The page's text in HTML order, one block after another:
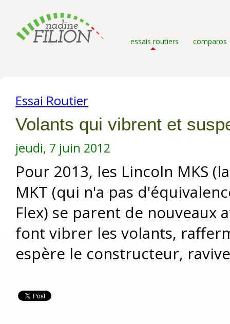
essais routiers comparos
Essai Routier
Volants qui vibrent et
jeudi, 7 juin 2012
Pour 2013, les Lincoln MKS
MKT (qui n'a pas
Flex) se parent de nouveaux
font vibrer les volants,
espère le constructeur,